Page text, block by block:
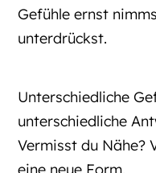
Gefühle ernst
unterdrückst.
Unterschiedliche
unterschiedliche
Vermisst du Nähe?
eine neue Form.